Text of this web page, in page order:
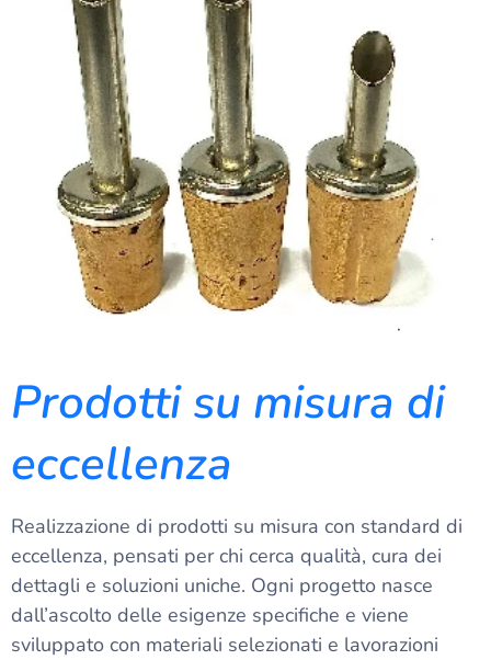
Prodotti su misura di
eccellenza
Realizzazione di prodotti su misura con standard di
eccellenza, pensati per chi cerca qualità, cura dei
dettagli e soluzioni uniche. Ogni progetto nasce
dall’ascolto delle esigenze specifiche e viene
sviluppato con materiali selezionati e lavorazioni